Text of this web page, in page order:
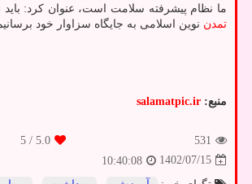
ما نظام پیشرفته سلامت است، عنوان کرد: باید
تمدن نوین اسلامی به جایگاه سزاوار خود
منبع: salamatpic.ir
531
5.0
/ 5
1402/07/15
10:40:08